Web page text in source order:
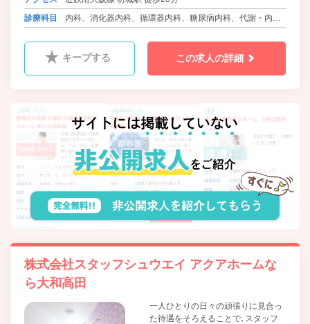
診療科目
内科、消化器内科、循環器内科、糖尿病内科、代謝・内分
ｼｮﾝ科、眼科、脳神経外科
キープする この求人の詳細
株式会社スタッフシュウエイ アクアホームな
ら大和高田
一人ひとりの日々の頑張りに見合っ
た待遇をそろえることで､スタッフ